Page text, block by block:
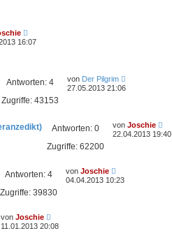
16:07
Antworten: 4
Zugriffe: 43153
von Der Pilgrim
27.05.2013 21:06
Antworten: 0
Zugriffe: 62200
von Joschie
22.04.2013 19:40
Antworten: 4
Zugriffe: 39830
von Joschie
04.04.2013 10:23
von Joschie
11.01.2013 20:08